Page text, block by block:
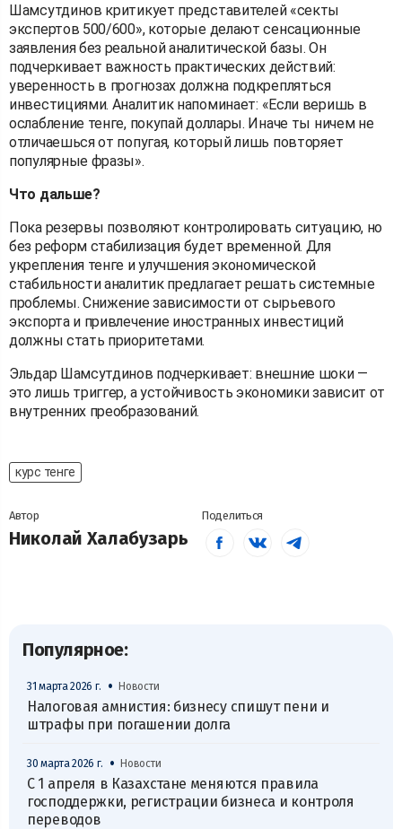
Шамсутдинов критикует представителей «секты
экспертов 500/600», которые делают сенсационные
заявления без реальной аналитической базы. Он
подчеркивает важность практических действий:
уверенность в прогнозах должна подкрепляться
инвестициями. Аналитик напоминает: «Если веришь в
ослабление тенге, покупай доллары. Иначе ты ничем не
отличаешься от попугая, который лишь повторяет
популярные фразы».
Что дальше?
Пока резервы позволяют контролировать ситуацию, но
без реформ стабилизация будет временной. Для
укрепления тенге и улучшения экономической
стабильности аналитик предлагает решать системные
проблемы. Снижение зависимости от сырьевого
экспорта и привлечение иностранных инвестиций
должны стать приоритетами.
Эльдар Шамсутдинов подчеркивает: внешние шоки —
это лишь триггер, а устойчивость экономики зависит от
внутренних преобразований.
курс тенге
Автор
Николай Халабузарь
Поделиться
Популярное:
31 марта 2026 г. • Новости
Налоговая амнистия: бизнесу спишут пени и
штрафы при погашении долга
30 марта 2026 г. • Новости
С 1 апреля в Казахстане меняются правила
господдержки, регистрации бизнеса и контроля
переводов